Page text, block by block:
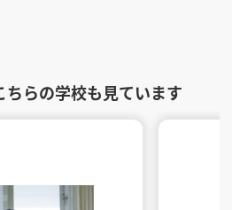
らの学校も見ています